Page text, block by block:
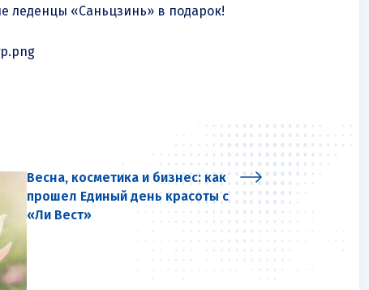
леденцы «Саньцзинь» в подарок!
Весна, косметика и бизнес: как
прошел Единый день красоты с
«Ли Вест»